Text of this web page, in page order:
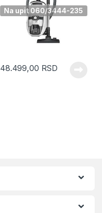
Na upit 060/3444-235
48.499,00 RSD